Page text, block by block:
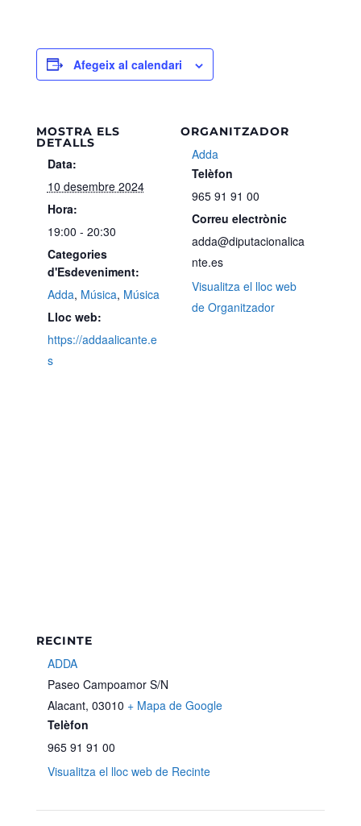
Afegeix al calendari
MOSTRA ELS
DETALLS
Data:
10 desembre 2024
Hora:
19:00 - 20:30
Categories
d'Esdeveniment:
Adda, Música, Música
Lloc web:
https://addaalicante.e
s
ORGANITZADOR
Adda
Telèfon
965 91 91 00
Correu electrònic
adda@diputacionalica
nte.es
Visualitza el lloc web
de Organitzador
RECINTE
ADDA
Paseo Campoamor S/N
Alacant, 03010 + Mapa de Google
Telèfon
965 91 91 00
Visualitza el lloc web de Recinte